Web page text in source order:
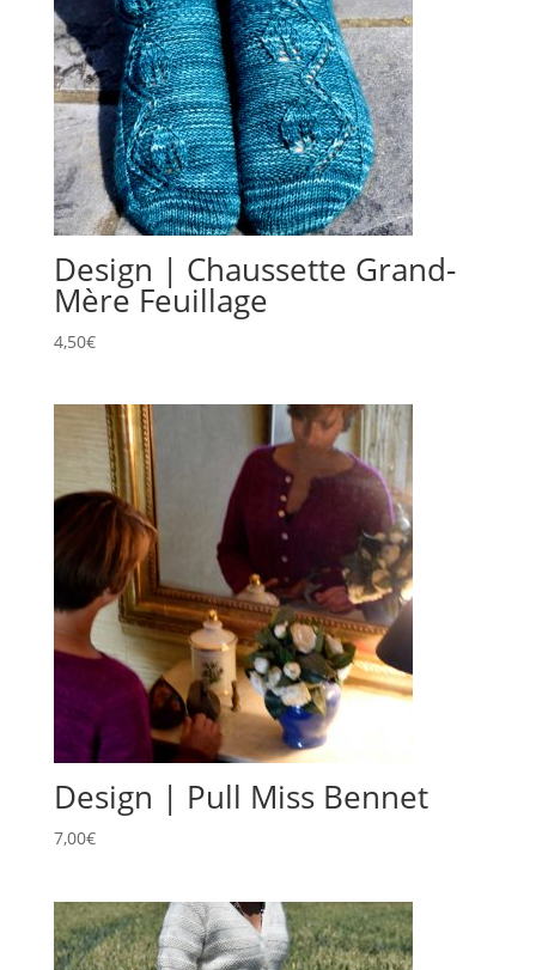
Design | Chaussette Grand-
Mère Feuillage
4,50€
Design | Pull Miss Bennet
7,00€